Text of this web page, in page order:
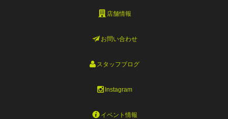
店舗情報
お問い合わせ
スタッフブログ
Instagram
イベント情報